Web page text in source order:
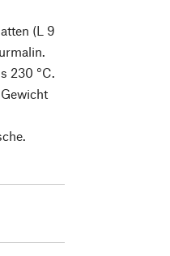
(L 9
230 °C.